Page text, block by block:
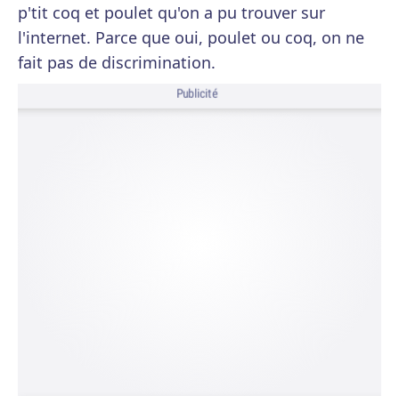
p'tit coq et poulet qu'on a pu trouver sur
l'internet. Parce que oui, poulet ou coq, on ne
fait pas de discrimination.
Publicité